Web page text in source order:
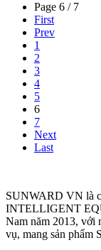
Page 6 / 7
First
Prev
1
2
3
4
5
6
7
Next
Last
SUNWARD VN là
INTELLIGENT
Nam năm 2013, với
vụ, mang sản